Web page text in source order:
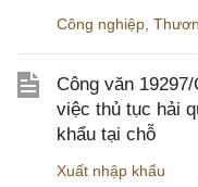
Công nghiệp,
Công văn
việc thủ tục hải
khẩu tại chỗ
Xuất nhập khẩu